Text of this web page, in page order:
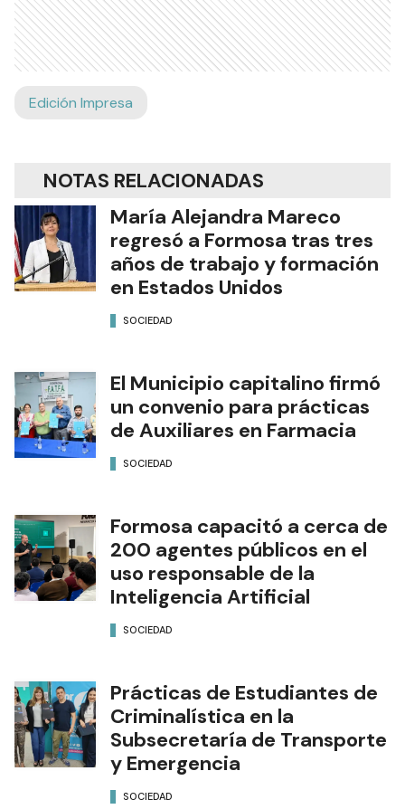
Edición Impresa
NOTAS RELACIONADAS
María Alejandra Mareco
regresó a Formosa tras tres
años de trabajo y formación
en Estados Unidos
SOCIEDAD
El Municipio capitalino firmó
un convenio para prácticas
de Auxiliares en Farmacia
SOCIEDAD
Formosa capacitó a cerca de
200 agentes públicos en el
uso responsable de la
Inteligencia Artificial
SOCIEDAD
Prácticas de Estudiantes de
Criminalística en la
Subsecretaría de Transporte
y Emergencia
SOCIEDAD